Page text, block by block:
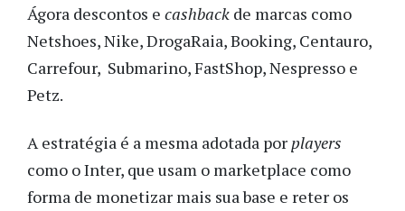
Ágora descontos e cashback de marcas como
Netshoes, Nike, DrogaRaia, Booking, Centauro,
Carrefour, Submarino, FastShop, Nespresso e
Petz.
A estratégia é a mesma adotada por players
como o Inter, que usam o marketplace como
forma de monetizar mais sua base e reter os